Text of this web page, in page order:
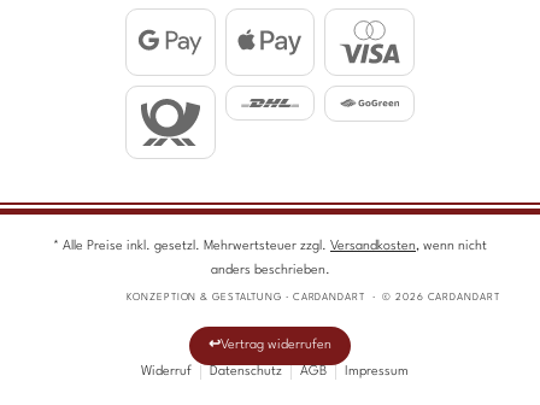
* Alle Preise inkl. gesetzl. Mehrwertsteuer zzgl. Versandkosten, wenn nicht
anders beschrieben.
KONZEPTION & GESTALTUNG · CARDANDART · © 2026 CARDANDART
Vertrag widerrufen
Widerruf
Datenschutz AGB Impressum